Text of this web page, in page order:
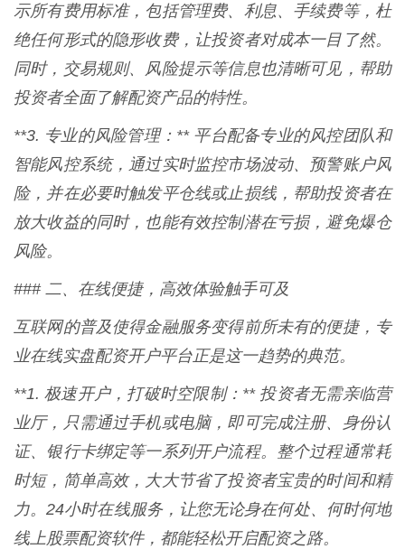
示所有费用标准，包括管理费、利息、手续费等，杜
绝任何形式的隐形收费，让投资者对成本一目了然。
同时，交易规则、风险提示等信息也清晰可见，帮助
投资者全面了解配资产品的特性。
**3. 专业的风险管理：** 平台配备专业的风控团队和
智能风控系统，通过实时监控市场波动、预警账户风
险，并在必要时触发平仓线或止损线，帮助投资者在
放大收益的同时，也能有效控制潜在亏损，避免爆仓
风险。
### 二、在线便捷，高效体验触手可及
互联网的普及使得金融服务变得前所未有的便捷，专
业在线实盘配资开户平台正是这一趋势的典范。
**1. 极速开户，打破时空限制：** 投资者无需亲临营
业厅，只需通过手机或电脑，即可完成注册、身份认
证、银行卡绑定等一系列开户流程。整个过程通常耗
时短，简单高效，大大节省了投资者宝贵的时间和精
力。24小时在线服务，让您无论身在何处、何时何地
线上股票配资软件，都能轻松开启配资之路。